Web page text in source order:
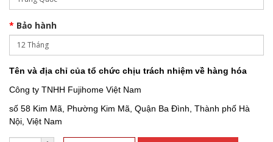
Bảo hành
Tên và địa chỉ của tổ chức chịu trách nhiệm về hàng hóa
Công ty TNHH Fujihome Việt Nam
số 58 Kim Mã, Phường Kim Mã, Quận Ba Đình, Thành phố Hà
Nội, Việt Nam